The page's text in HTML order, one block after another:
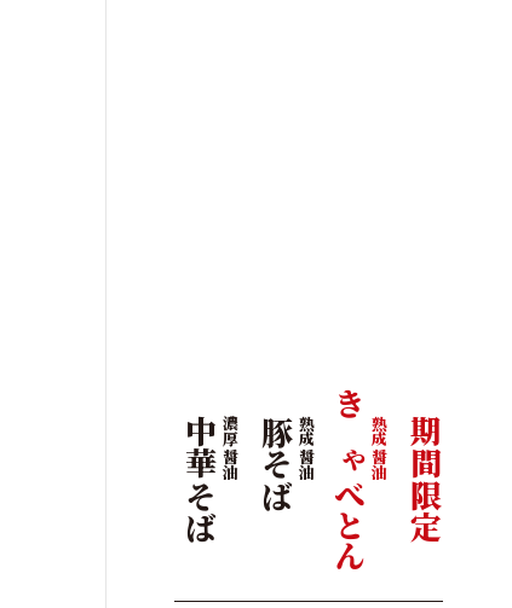
期間限定
熟成醤油
きゃべとん
熟成醤油
豚そば
濃厚醤油
中華そば